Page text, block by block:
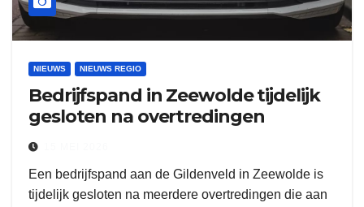
NIEUWS NIEUWS REGIO
Bedrijfspand in Zeewolde tijdelijk
gesloten na overtredingen
Een bedrijfspand aan de Gildenveld in Zeewolde is
tijdelijk gesloten na meerdere overtredingen die aan